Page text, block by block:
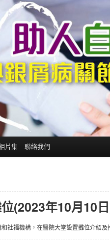
片集 聯絡我們
(2023年10月10
社福機構，在醫院大堂設置攤位介紹及